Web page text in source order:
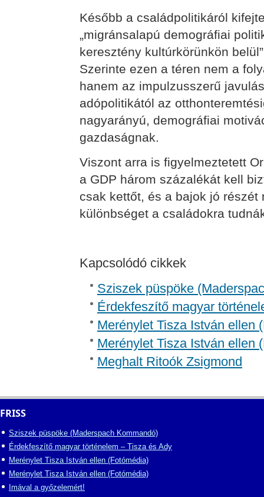
Később a családpolitikáról
„migránsalapú demográfiai
keresztény kultúrkörünkön
Szerinte ezen a téren nem a
hanem az impulzusszerű
adópolitikától az
nagyarányú, demográfiai
gazdaságnak.
Viszont arra is figyelmeztetett
a GDP három százalékát kell
csak kettőt, és a bajok jó
különbséget a családokra
Kapcsolódó cikkek
Sziszek püspöke
Érdekfeszítő magyar
Merénylet Tisza István ellen
Merénylet Tisza István ellen
Meghalt Ritoók Zsigmond
FRISS
Sziszek püspöke (Maderspach Kommandó)
Érdekfeszítő magyar történelem – Tisza és Ady
Merénylet Tisza István ellen (Fotómédia)
Merénylet Tisza István ellen (Fotómédia)
Imával a győzelemért!